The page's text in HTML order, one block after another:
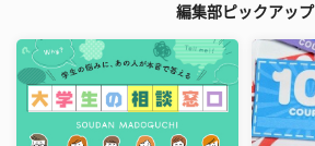
編集部ピックアップ